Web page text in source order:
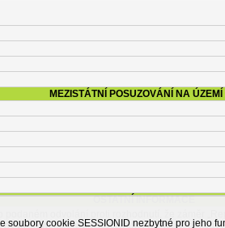
MEZISTÁTNÍ POSUZOVÁNÍ NA ÚZEMÍ
OSTATNÍ INFORMACE
vlivů na životní prostředí a o změně
cookie SESSIONID nezbytné pro jeho